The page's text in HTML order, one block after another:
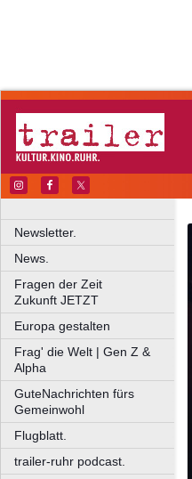
Newsletter.
News.
Fragen der Zeit
Zukunft JETZT
Europa gestalten
Frag' die Welt | Gen Z &
Alpha
GuteNachrichten fürs
Gemeinwohl
Flugblatt.
trailer-ruhr podcast.